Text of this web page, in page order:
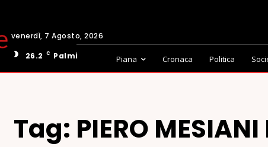
venerdì, 7 Agosto, 2026
26.2
C Palmi Piana Cronaca Politica
Tag: PIERO